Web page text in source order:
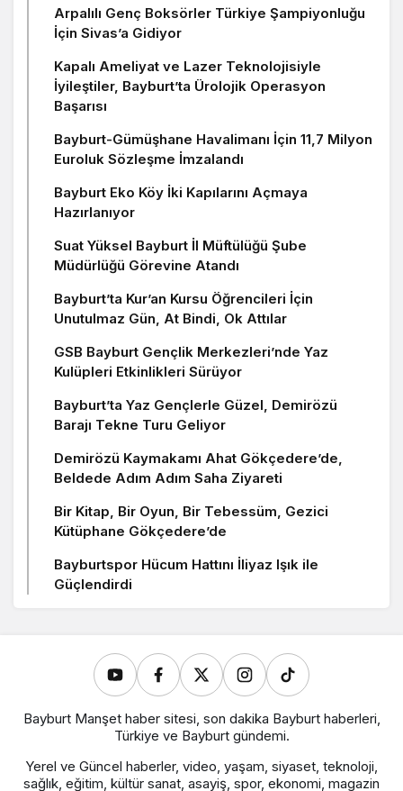
Arpalılı Genç Boksörler Türkiye Şampiyonluğu
İçin Sivas’a Gidiyor
Kapalı Ameliyat ve Lazer Teknolojisiyle
İyileştiler, Bayburt’ta Ürolojik Operasyon
Başarısı
Bayburt-Gümüşhane Havalimanı İçin 11,7 Milyon
Euroluk Sözleşme İmzalandı
Bayburt Eko Köy İki Kapılarını Açmaya
Hazırlanıyor
Suat Yüksel Bayburt İl Müftülüğü Şube
Müdürlüğü Görevine Atandı
Bayburt’ta Kur’an Kursu Öğrencileri İçin
Unutulmaz Gün, At Bindi, Ok Attılar
GSB Bayburt Gençlik Merkezleri’nde Yaz
Kulüpleri Etkinlikleri Sürüyor
Bayburt’ta Yaz Gençlerle Güzel, Demirözü
Barajı Tekne Turu Geliyor
Demirözü Kaymakamı Ahat Gökçedere’de,
Beldede Adım Adım Saha Ziyareti
Bir Kitap, Bir Oyun, Bir Tebessüm, Gezici
Kütüphane Gökçedere’de
Bayburtspor Hücum Hattını İliyaz Işık ile
Güçlendirdi
Bayburt Manşet haber sitesi, son dakika Bayburt haberleri,
Türkiye ve Bayburt gündemi.
Yerel ve Güncel haberler, video, yaşam, siyaset, teknoloji,
sağlık, eğitim, kültür sanat, asayiş, spor, ekonomi, magazin